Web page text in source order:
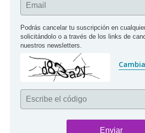
Email
Podrás cancelar tu suscripción en
solicitándolo o a través de los links de
nuestros newsletters.
Escribe el código